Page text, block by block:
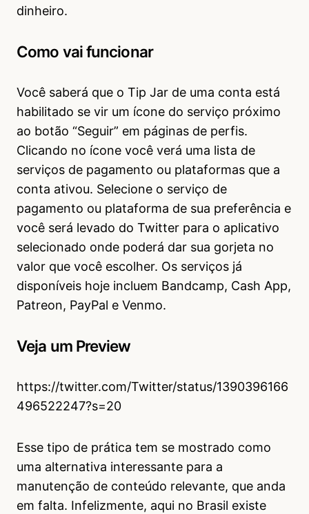
dinheiro.
Como vai funcionar
Você saberá que o Tip Jar de uma conta está
habilitado se vir um ícone do serviço próximo
ao botão “Seguir” em páginas de perfis.
Clicando no ícone você verá uma lista de
serviços de pagamento ou plataformas que a
conta ativou. Selecione o serviço de
pagamento ou plataforma de sua preferência e
você será levado do Twitter para o aplicativo
selecionado onde poderá dar sua gorjeta no
valor que você escolher. Os serviços já
disponíveis hoje incluem Bandcamp, Cash App,
Patreon, PayPal e Venmo.
Veja um Preview
https://twitter.com/Twitter/status/1390396166
496522247?s=20
Esse tipo de prática tem se mostrado como
uma alternativa interessante para a
manutenção de conteúdo relevante, que anda
em falta. Infelizmente, aqui no Brasil existe